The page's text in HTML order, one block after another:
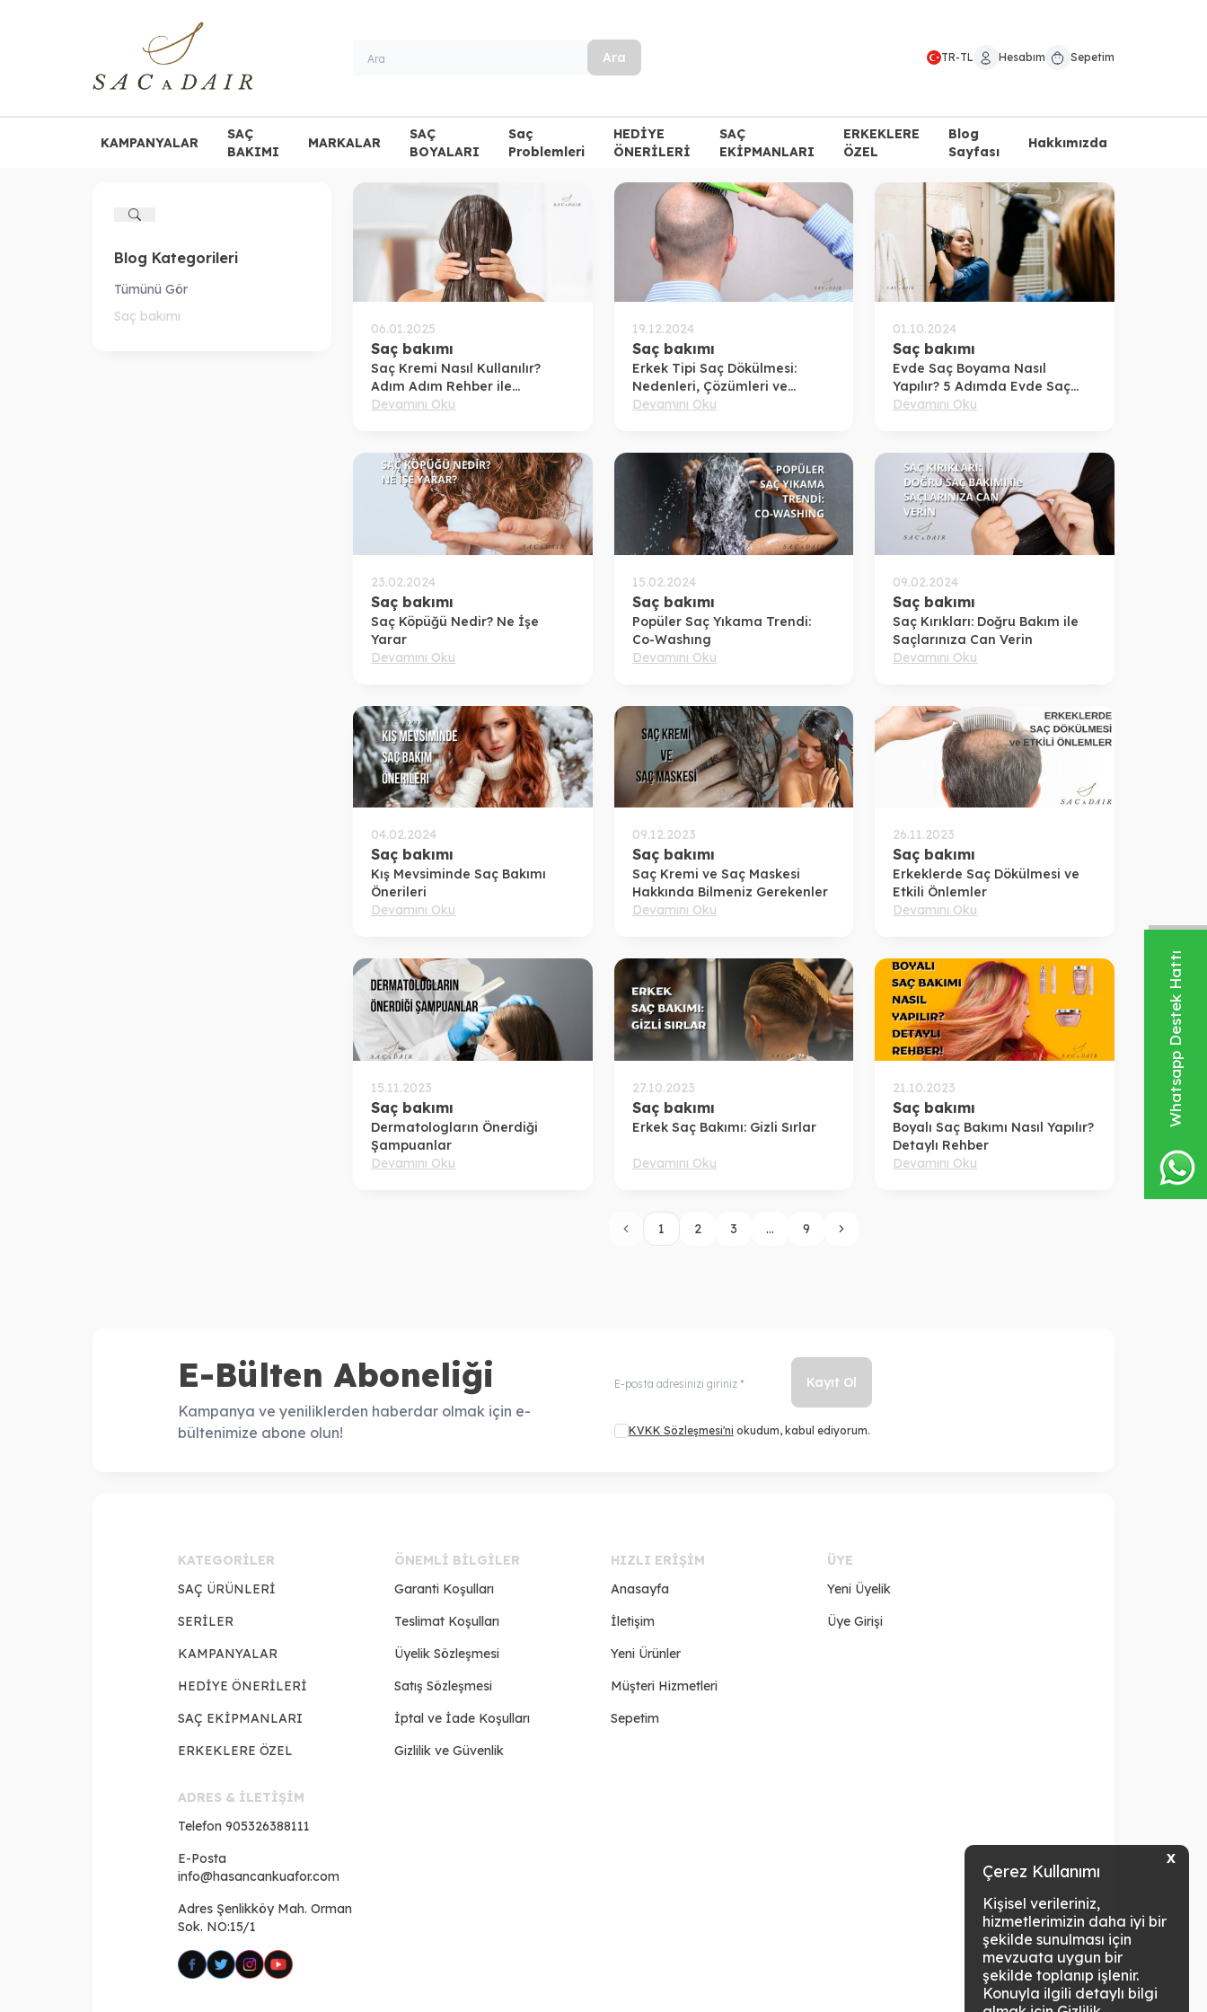
X
Çerez Kullanımı
Kişisel verileriniz,
hizmetlerimizin daha iyi bir
şekilde sunulması için
mevzuata uygun bir
şekilde toplanıp işlenir.
Konuyla ilgili detaylı bilgi
Whatsapp Destek Hattı
Ara TR-TL Hesabım Sepetim
KAMPANYALAR
SAÇ
BAKIMI
MARKALAR
SAÇ
BOYALARI
Saç
Problemleri
HEDİYE
ÖNERİLERİ
SAÇ
EKİPMANLARI
ERKEKLERE
ÖZEL
Blog
Sayfası
Hakkımızda
Ara
Blog Kategorileri
Tümünü Gör
Saç bakımı
06.01.2025
Saç bakımı
Saç Kremi Nasıl Kullanılır?
Adım Adım Rehber ile
Saçlarınıza Hak Ettiği Bakımı
Devamını Oku
19.12.2024
Saç bakımı
Erkek Tipi Saç Dökülmesi:
Nedenleri, Çözümleri ve
Öneriler
Devamını Oku
01.10.2024
Saç bakımı
Evde Saç Boyama Nasıl
Yapılır? 5 Adımda Evde Saç
Boyama!
Devamını Oku
23.02.2024
Saç bakımı
Saç Köpüğü Nedir? Ne İşe
Yarar
Devamını Oku
15.02.2024
Saç bakımı
Popüler Saç Yıkama Trendi:
Co-Washıng
Devamını Oku
09.02.2024
Saç bakımı
Saç Kırıkları: Doğru Bakım ile
Saçlarınıza Can Verin
Devamını Oku
04.02.2024
Saç bakımı
Kış Mevsiminde Saç Bakımı
Önerileri
Devamını Oku
09.12.2023
Saç bakımı
Saç Kremi ve Saç Maskesi
Hakkında Bilmeniz Gerekenler
Devamını Oku
26.11.2023
Saç bakımı
Erkeklerde Saç Dökülmesi ve
Etkili Önlemler
Devamını Oku
15.11.2023
Saç bakımı
Dermatologların Önerdiği
Şampuanlar
Devamını Oku
27.10.2023
Saç bakımı
Erkek Saç Bakımı: Gizli Sırlar
Devamını Oku
21.10.2023
Saç bakımı
Boyalı Saç Bakımı Nasıl Yapılır?
Detaylı Rehber
Devamını Oku
1 2 3 ... 9
E-Bülten Aboneliği
Kampanya ve yeniliklerden haberdar olmak için e-
bültenimize abone olun!
Kayıt Ol
KVKK Sözleşmesi'ni okudum, kabul ediyorum.
KATEGORILER
SAÇ ÜRÜNLERİ
SERİLER
KAMPANYALAR
HEDİYE ÖNERİLERİ
SAÇ EKİPMANLARI
ERKEKLERE ÖZEL
ÖNEMLI BILGILER
Garanti Koşulları
Teslimat Koşulları
Üyelik Sözleşmesi
Satış Sözleşmesi
İptal ve İade Koşulları
Gizlilik ve Güvenlik
HIZLI ERIŞIM
Anasayfa
İletişim
Yeni Ürünler
Müşteri Hizmetleri
Sepetim
ÜYE
Yeni Üyelik
Üye Girişi
ADRES & İLETİŞİM
Telefon 905326388111
E-Posta
info@hasancankuafor.com
Adres Şenlikköy Mah. Orman
Sok. NO:15/1